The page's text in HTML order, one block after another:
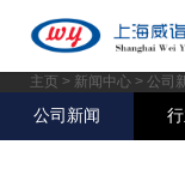
主页 > 新闻中心 > 公司
公司新闻